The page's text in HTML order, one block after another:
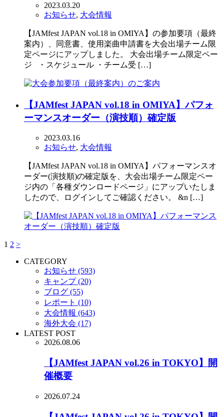
2023.03.20
お知らせ, 大会情報
【JAMfest JAPAN vol.18 in OMIYA】の参加要項（最終
案内）、同意書、使用楽曲申請書を大会出場チーム限
定ページにアップしました。 大会出場チーム限定ペー
ジ ・スケジュール ・チーム受 […]
【JAMfest JAPAN vol.18 in OMIYA】パフォ
ーマンスオーダー（演技順）確定版
2023.03.16
お知らせ, 大会情報
【JAMfest JAPAN vol.18 in OMIYA】パフォーマンスオ
ーダー(演技順)の確定版を、大会出場チーム限定ペー
ジ内の「各種ダウンロードページ」にアップいたしま
したので、ログインしてご確認ください。 &n […]
1 2 >
CATEGORY
お知らせ (593)
キャンプ (20)
ブログ (55)
レポート (10)
大会情報 (643)
海外大会 (17)
LATEST POST
2026.08.06
【JAMfest JAPAN vol.26 in TOKYO】開
催概要
2026.07.24